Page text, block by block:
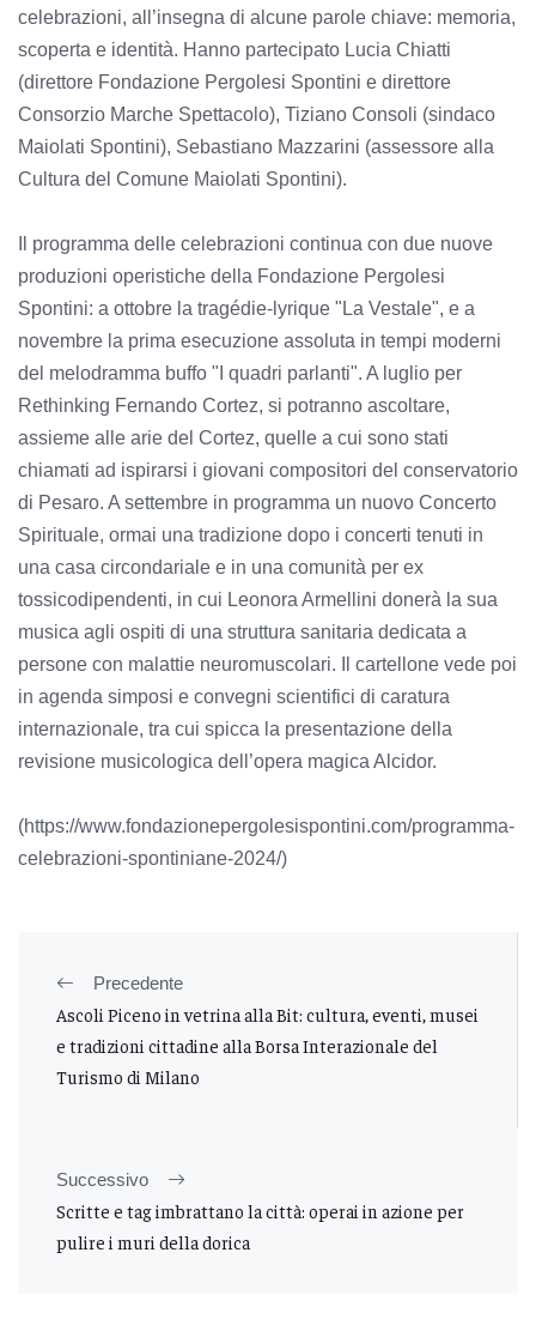
celebrazioni, all’insegna di alcune parole chiave: memoria,
scoperta e identità. Hanno partecipato Lucia Chiatti
(direttore Fondazione Pergolesi Spontini e direttore
Consorzio Marche Spettacolo), Tiziano Consoli (sindaco
Maiolati Spontini), Sebastiano Mazzarini (assessore alla
Cultura del Comune Maiolati Spontini).
Il programma delle celebrazioni continua con due nuove
produzioni operistiche della Fondazione Pergolesi
Spontini: a ottobre la tragédie-lyrique "La Vestale", e a
novembre la prima esecuzione assoluta in tempi moderni
del melodramma buffo "I quadri parlanti". A luglio per
Rethinking Fernando Cortez, si potranno ascoltare,
assieme alle arie del Cortez, quelle a cui sono stati
chiamati ad ispirarsi i giovani compositori del conservatorio
di Pesaro. A settembre in programma un nuovo Concerto
Spirituale, ormai una tradizione dopo i concerti tenuti in
una casa circondariale e in una comunità per ex
tossicodipendenti, in cui Leonora Armellini donerà la sua
musica agli ospiti di una struttura sanitaria dedicata a
persone con malattie neuromuscolari. Il cartellone vede poi
in agenda simposi e convegni scientifici di caratura
internazionale, tra cui spicca la presentazione della
revisione musicologica dell’opera magica Alcidor.
(https://www.fondazionepergolesispontini.com/programma-
celebrazioni-spontiniane-2024/)
Precedente
Ascoli Piceno in vetrina alla Bit: cultura, eventi, musei
e tradizioni cittadine alla Borsa Interazionale del
Turismo di Milano
Successivo
Scritte e tag imbrattano la città: operai in azione per
pulire i muri della dorica